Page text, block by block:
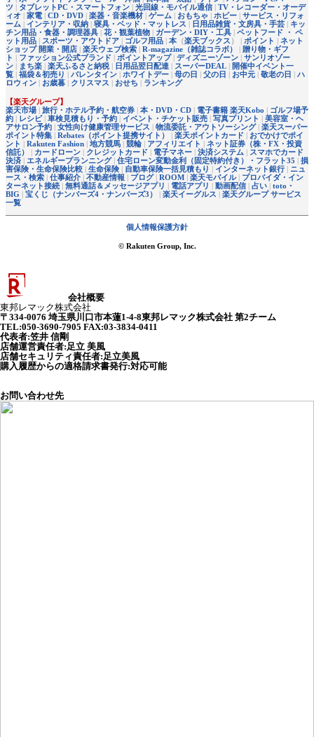
ツ | タブレットPC・スマートフォン | 光回線・モバイル通信 | TV・レコーダー・オーデ
ィオ | 家電 | CD・DVD | 楽器・音楽機材 | ゲーム | おもちゃ | ホビー | サービス・リフォ
ーム | インテリア・収納 | 寝具・ベッド・マットレス | 日用品雑貨・文房具・手芸 | キッ
チン用品・食器・調理器具 | 花・観葉植物 | ガーデン・DIY・工具 | ペットフード ・ ペ
ット用品 | スポーツ・アウトドア | ゴルフ用品 | 本 （楽天ブックス ） | ポイント | ネット
ショップ 開業・開店 | 楽天ウェブ検索 | R-magazine（雑誌コラボ） | 贈り物・ギフ
ト | ファッション公式ブランド | ポイントアップ| ディズニーゾーン | サンリオゾー
ン | まち楽 | 楽天ふるさと納税 | 日用品翌日配達 | スーパーDEAL | 開催中イベント一
覧 | 福袋＆初売り | バレンタイン | ホワイトデー | 母の日 | 父の日 | お中元 | 敬老の日 | ハ
ロウィン | お歳暮 | クリスマス | おせち | ランキング
【楽天グループ】
楽天市場 | 旅行・ホテル予約・航空券 | 本・DVD・CD | 電子書籍 楽天Kobo | ゴルフ場予
約 | レシピ| 車検見積もり・予約 | イベント・チケット販売 | 写真プリント | 美容室・ヘ
アサロン予約 | 女性向け健康管理サービス | 物流委託・アウトソーシング| 楽天スーパー
ポイント特集 | Rebates（ポイント提携サイト） | 楽天ポイントカード | おでかけでポイ
ント | Rakuten Fashion | 地方競馬 | 競輪 | アフィリエイト | ネット証券（株・FX・投資
信託）
| カードローン | クレジットカード | 電子マネー | 決済システム | スマホでカード
決済 | エネルギープランニング| 住宅ローン変動金利（固定特約付き）・フラット35 | 損
害保険・生命保険比較 | 生命保険 | 自動車保険一括見積もり | インターネット銀行 | ニュ
ース・検索 | 仕事紹介 | 不動産情報 | ブログ| ROOM | 楽天モバイル| プロバイダ・イン
ターネット接続 | 無料通話＆メッセージアプリ | 電話アプリ | 動画配信 | 占い | toto・
BIG | 宝くじ（ナンバーズ4・ナンバーズ3） | 楽天イーグルス | 楽天グループ サービス
一覧
個人情報保護方針
© Rakuten Group, Inc.
会社概要
東邦レマック株式会社
〒334-0076 埼玉県川口市本蓮1-4-8東邦レマック株式会社 第2チーム
TEL:050-3690-7905 FAX:03-3834-0411
代表者:笠井 信剛
店舗運営責任者: 足立 美風
店舗セキュリティ責任者: 足立美風
購入履歴からの適格請求書発行:対応可能
お問い合わせ先